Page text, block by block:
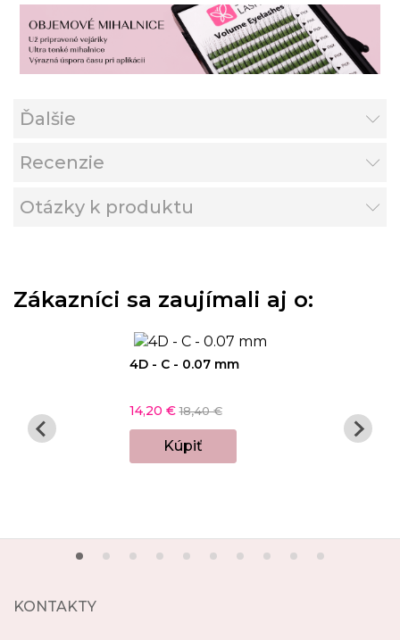
Ďalšie
Recenzie
Otázky k produktu
Zákazníci sa zaujímali aj o:
4D - C - 0.07 mm
14,20 € 18,40 €
Kúpiť
100%
KONTAKTY